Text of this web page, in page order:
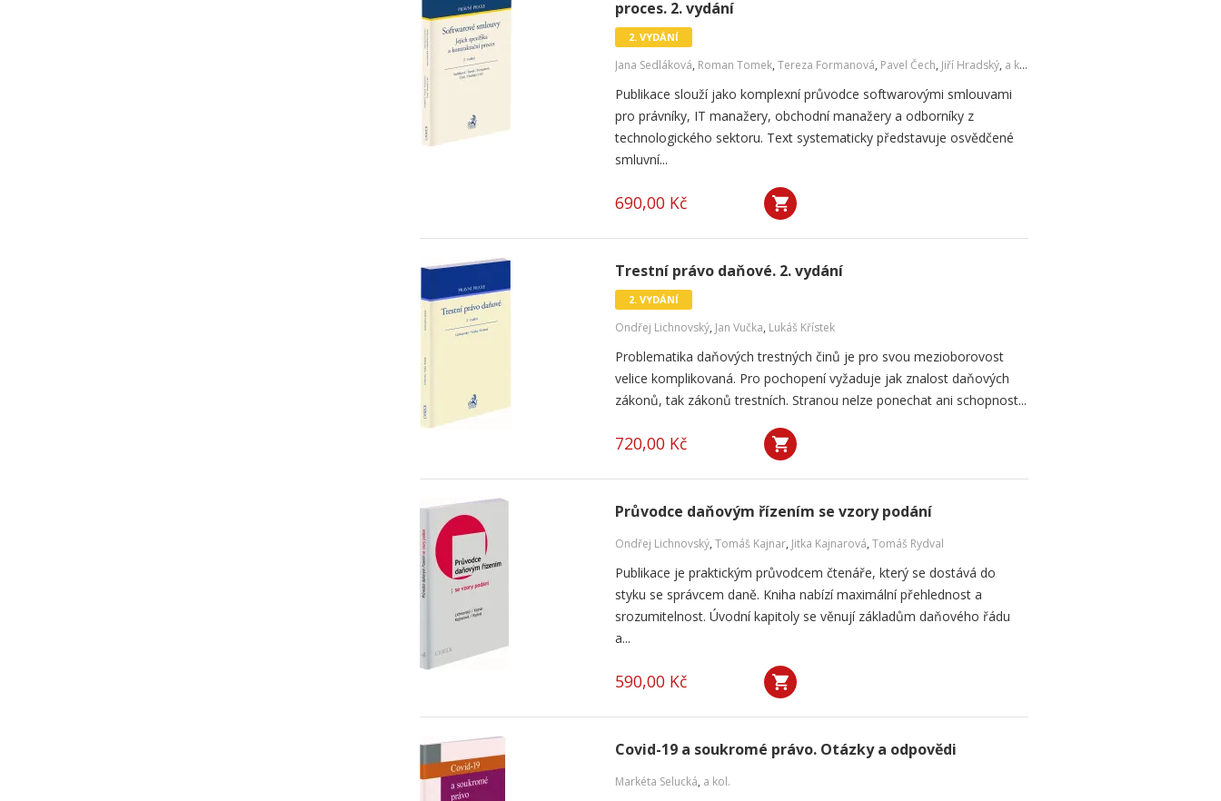
proces. 2. vydání
2. VYDÁNÍ
Jana Sedláková, Roman Tomek, Tereza Formanová, Pavel Čech, Jiří Hradský, a kol.
Publikace slouží jako komplexní průvodce softwarovými smlouvami
pro právníky, IT manažery, obchodní manažery a odborníky z
technologického sektoru. Text systematicky představuje osvědčené
smluvní...
690,00 Kč
Trestní právo daňové. 2. vydání
2. VYDÁNÍ
Ondřej Lichnovský, Jan Vučka, Lukáš Křístek
Problematika daňových trestných činů je pro svou mezioborovost
velice komplikovaná. Pro pochopení vyžaduje jak znalost daňových
zákonů, tak zákonů trestních. Stranou nelze ponechat ani schopnost...
720,00 Kč
Průvodce daňovým řízením se vzory podání
Ondřej Lichnovský, Tomáš Kajnar, Jitka Kajnarová, Tomáš Rydval
Publikace je praktickým průvodcem čtenáře, který se dostává do
styku se správcem daně. Kniha nabízí maximální přehlednost a
srozumitelnost. Úvodní kapitoly se věnují základům daňového řádu
a...
590,00 Kč
Covid-19 a soukromé právo. Otázky a odpovědi
Markéta Selucká, a kol.